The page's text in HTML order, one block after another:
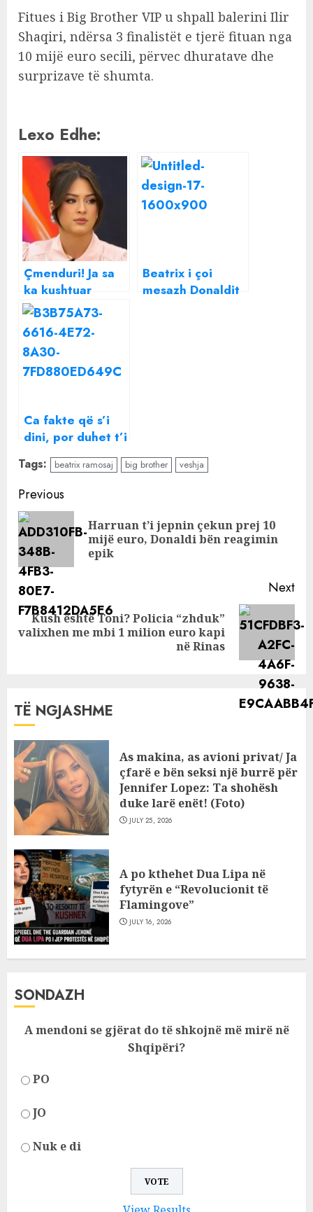
Fitues i Big Brother VIP u shpall balerini Ilir
Shaqiri, ndërsa 3 finalistët e tjerë fituan nga
10 mijë euro secili, përvec dhuratave dhe
surprizave të shumta.
Lexo Edhe:
Çmenduri! Ja sa
ka kushtuar
veshja e
Françeskës sonte
Beatrix i çoi
mesazh Donaldit
Ca fakte që s’i
dini, por duhet t’i
dini me patjetër
për vaginën
Tags: beatrix ramosaj big brother veshja
Continue
Reading
Previous
Harruan t’i jepnin çekun prej 10
mijë euro, Donaldi bën reagimin
epik
Next
Next
Kush është Toni? Policia “zhduk”
valixhen me mbi 1 milion euro kapi
në Rinas
TË NGJASHME
As makina, as avioni privat/ Ja
çfarë e bën seksi një burrë për
Jennifer Lopez: Ta shohësh
duke larë enët! (Foto)
JULY 25, 2026
A po kthehet Dua Lipa në
fytyrën e “Revolucionit të
Flamingove”
JULY 16, 2026
SONDAZH
A mendoni se gjërat do të shkojnë më mirë në
Shqipëri?
PO
JO
Nuk e di